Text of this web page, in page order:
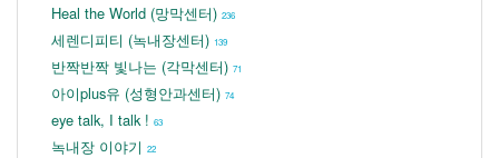
Heal the World (망막센터) 236
세렌디피티 (녹내장센터) 139
반짝반짝 빛나는 (각막센터) 71
아이plus유 (성형안과센터) 74
eye talk, I talk ! 63
녹내장 이야기 22